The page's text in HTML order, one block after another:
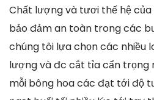
Chất lượng và tươi thế hệ
bảo đảm an toàn trong các
chúng tôi lựa chọn các nhiều
lượng và đc cắt tỉa cẩn trọng
mỗi bông hoa các đạt tới độ